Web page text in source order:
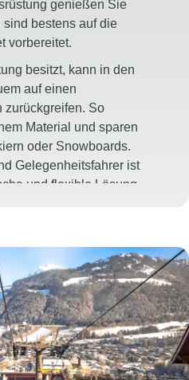
genießen Sie
bestens auf die
vorbereitet.
besitzt, kann in den
auf einen
zurückgreifen. So
Material und sparen
oder Snowboards.
Gelegenheitsfahrer ist
und flexible Lösung.
Alters- und
Skilehrer vermitteln
und sorgen dafür, dass Sie
Piste gewinnen. Auch
können ihre
gezielt verbessern
herausholen.